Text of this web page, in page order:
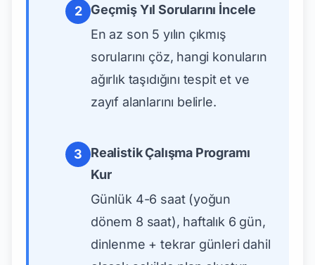
2 Geçmiş Yıl Sorularını İncele
En az son 5 yılın çıkmış
sorularını çöz, hangi konuların
ağırlık taşıdığını tespit et ve
zayıf alanlarını belirle.
3
Realistik Çalışma Programı
Kur
Günlük 4-6 saat (yoğun
dönem 8 saat), haftalık 6 gün,
dinlenme + tekrar günleri dahil